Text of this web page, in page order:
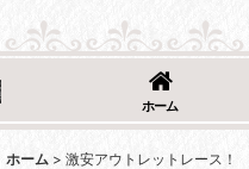
ホーム
ホーム > 激安アウトレットレース！